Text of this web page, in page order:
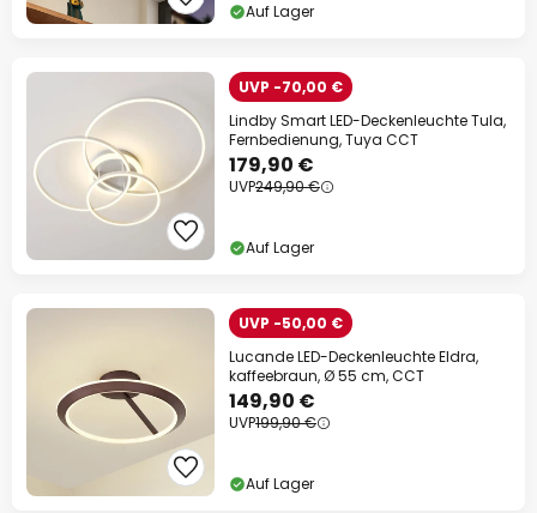
Auf Lager
UVP -70,00 €
Lindby Smart LED-Deckenleuchte Tula,
Fernbedienung, Tuya CCT
179,90 €
UVP249,90 €
Auf Lager
UVP -50,00 €
Lucande LED-Deckenleuchte Eldra,
kaffeebraun, Ø 55 cm, CCT
149,90 €
UVP199,90 €
Auf Lager